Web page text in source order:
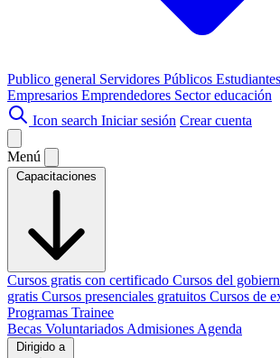
Publico general Servidores Públicos Estudiantes
Empresarios Emprendedores Sector educación
Icon search Iniciar sesión Crear cuenta
Menú
Capacitaciones
Cursos gratis con certificado Cursos del
gratis Cursos presenciales gratuitos Cursos de
Programas Trainee
Becas Voluntariados Admisiones Agenda
Dirigido a